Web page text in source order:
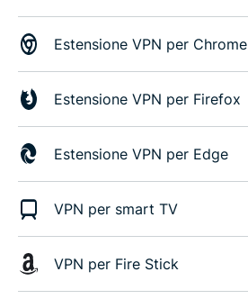
Estensione VPN per Chrome
Estensione VPN per Firefox
Estensione VPN per Edge
VPN per smart TV
VPN per Fire Stick